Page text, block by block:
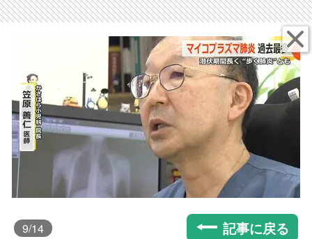
9/14 記事に戻る